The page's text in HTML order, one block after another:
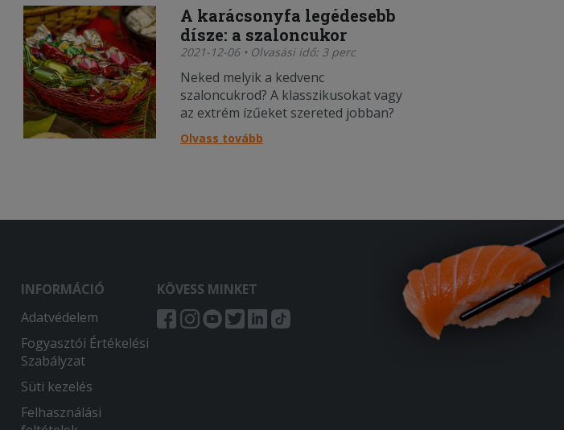
A karácsonyfa legédesebb
dísze: a szaloncukor
2021-12-06 • Olvasási idő: 3 perc
Neked melyik a kedvenc
szaloncukrod? A klasszikusokat vagy
az extrém ízűeket szereted jobban?
Olvass tovább
INFORMÁCIÓ
Adatvédelem
Fogyasztói Értékelési
Szabályzat
Süti kezelés
Felhasználási
KÖVESS MINKET